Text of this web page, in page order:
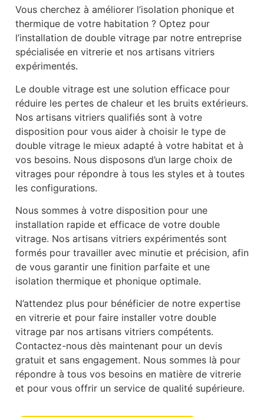
Vous cherchez à améliorer l’isolation phonique et
thermique de votre habitation ? Optez pour
l’installation de double vitrage par notre entreprise
spécialisée en vitrerie et nos artisans vitriers
expérimentés.
Le double vitrage est une solution efficace pour
réduire les pertes de chaleur et les bruits extérieurs.
Nos artisans vitriers qualifiés sont à votre
disposition pour vous aider à choisir le type de
double vitrage le mieux adapté à votre habitat et à
vos besoins. Nous disposons d’un large choix de
vitrages pour répondre à tous les styles et à toutes
les configurations.
Nous sommes à votre disposition pour une
installation rapide et efficace de votre double
vitrage. Nos artisans vitriers expérimentés sont
formés pour travailler avec minutie et précision, afin
de vous garantir une finition parfaite et une
isolation thermique et phonique optimale.
N’attendez plus pour bénéficier de notre expertise
en vitrerie et pour faire installer votre double
vitrage par nos artisans vitriers compétents.
Contactez-nous dès maintenant pour un devis
gratuit et sans engagement. Nous sommes là pour
répondre à tous vos besoins en matière de vitrerie
et pour vous offrir un service de qualité supérieure.